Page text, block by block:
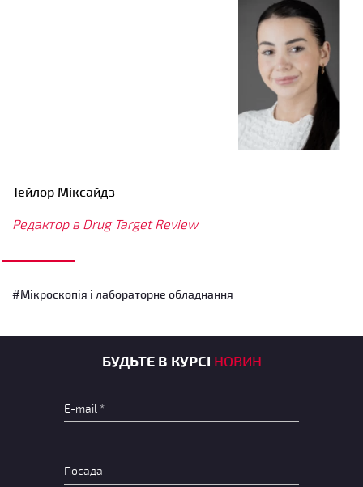
Тейлор Міксайдз
Редактор в Drug Target Review
#Мікроскопія і лабораторне обладнання
БУДЬТЕ В КУРСІ НОВИН